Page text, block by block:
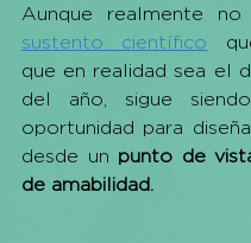
sustento científico
que en realidad sea el
del año, sigue
oportunidad para
desde un punto de
de amabilidad.